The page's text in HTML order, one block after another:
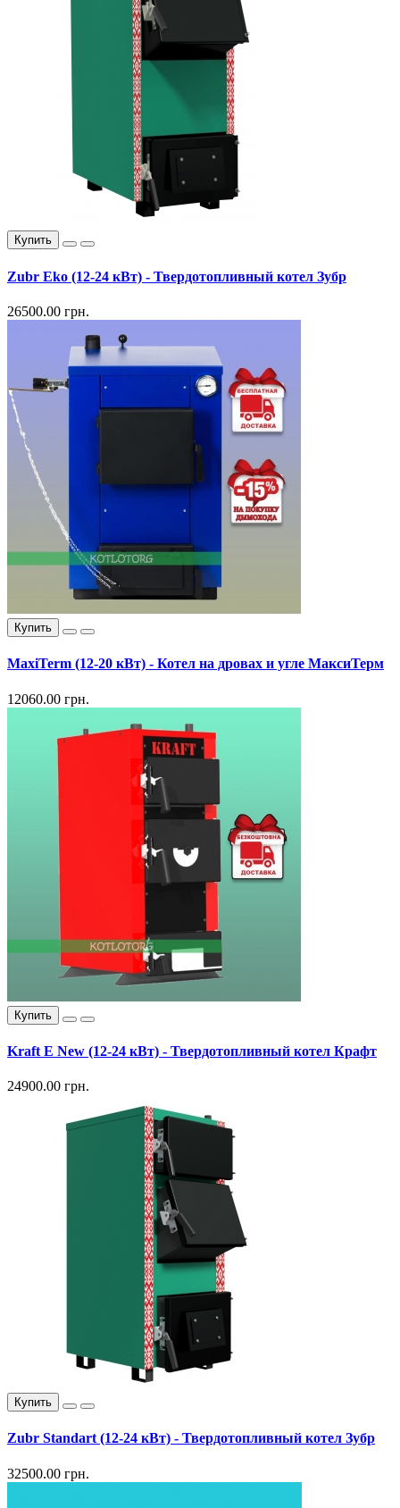
Купить
Zubr Eko (12-24 кВт) - Твердотопливный котел Зубр
26500.00 грн.
Купить
MaxiTerm (12-20 кВт) - Котел на дровах и угле МаксиТерм
12060.00 грн.
Купить
Kraft E New (12-24 кВт) - Твердотопливный котел Крафт
24900.00 грн.
Купить
Zubr Standart (12-24 кВт) - Твердотопливный котел Зубр
32500.00 грн.